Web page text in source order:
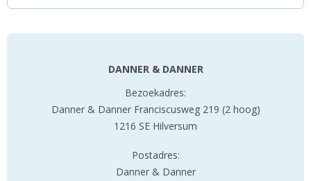
DANNER & DANNER
Bezoekadres:
Danner & Danner Franciscusweg 219 (2 hoog)
1216 SE Hilversum
Postadres:
Danner & Danner